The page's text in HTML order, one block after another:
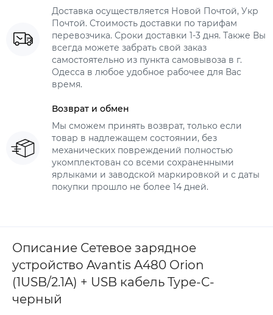
Доставка осуществляется Новой Почтой, Укр
Почтой. Стоимость доставки по тарифам
перевозчика. Сроки доставки 1-3 дня. Также Вы
всегда можете забрать свой заказ
самостоятельно из пункта самовывоза в г.
Одесса в любое удобное рабочее для Вас
время.
Возврат и обмен
Мы сможем принять возврат, только если
товар в надлежащем состоянии, без
механических повреждений полностью
укомплектован со всеми сохраненными
ярлыками и заводской маркировкой и с даты
покупки прошло не более 14 дней.
Описание Сетевое зарядное
устройство Avantis A480 Orion
(1USB/2.1A) + USB кабель Type-C-
черный